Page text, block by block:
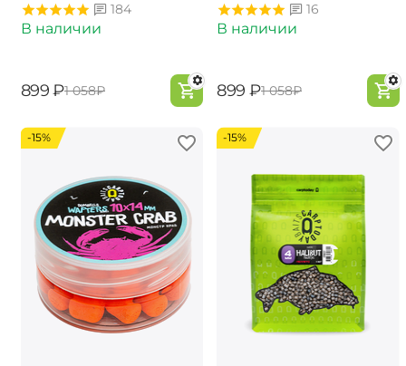
184
В наличии
‍899‍ ₽‍1 058‍₽
16
В наличии
‍899‍ ₽‍1 058‍₽
-15% -15%